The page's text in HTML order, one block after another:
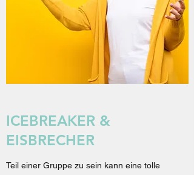
ICEBREAKER &
EISBRECHER
Teil einer Gruppe zu sein kann eine tolle